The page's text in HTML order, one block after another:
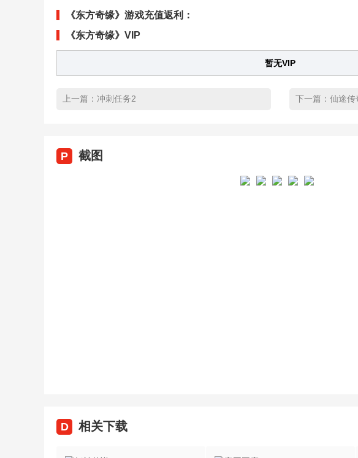
《东方奇缘》游戏充值返利：
《东方奇缘》VIP
暂无VIP
上一篇： 冲刺任务2 下一篇： 仙途传
P 截图
D 相关下载